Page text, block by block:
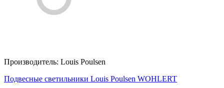
Производитель: Louis Poulsen
Подвесные светильники Louis Poulsen WOHLERT